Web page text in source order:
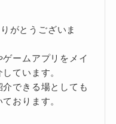
がとうございま
ームアプリをメイ
ています。
できる場としても
おります。